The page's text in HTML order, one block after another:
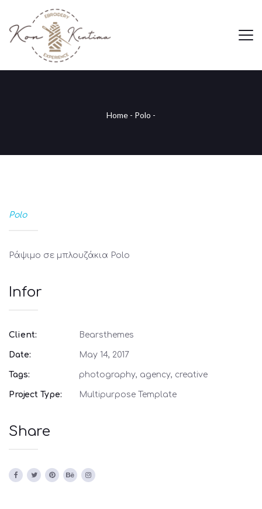
Home - Polo -
Polo
Ράψιμο σε μπλουζάκια Polo
Infor
Client: Bearsthemes
Date: May 14, 2017
Tags: photography, agency, creative
Project Type: Multipurpose Template
Share